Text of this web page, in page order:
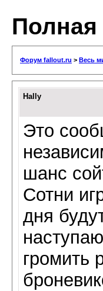
Полная
Форум fallout.ru > Весь
Hally
Это
шанс
Сотни
дня
громить